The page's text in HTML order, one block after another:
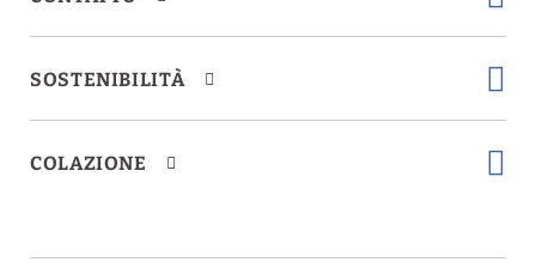
SOSTENIBILITÀ
COLAZIONE